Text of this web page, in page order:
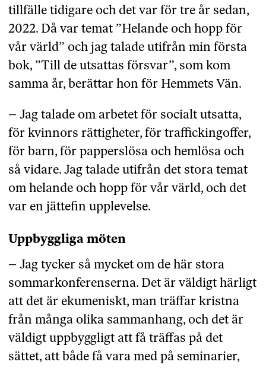
tillfälle tidigare och det var för tre år sedan,
2022. Då var temat ”Helande och hopp för
vår värld” och jag talade utifrån min första
bok, ”Till de utsattas försvar”, som kom
samma år, berättar hon för Hemmets Vän.
– Jag talade om arbetet för socialt utsatta,
för kvinnors rättigheter, för traffickingoffer,
för barn, för papperslösa och hemlösa och
så vidare. Jag talade utifrån det stora temat
om helande och hopp för vår värld, och det
var en jättefin upplevelse.
Uppbyggliga möten
– Jag tycker så mycket om de här stora
sommarkonferenserna. Det är väldigt härligt
att det är ekumeniskt, man träffar kristna
från många olika sammanhang, och det är
väldigt uppbyggligt att få träffas på det
sättet, att både få vara med på seminarier,